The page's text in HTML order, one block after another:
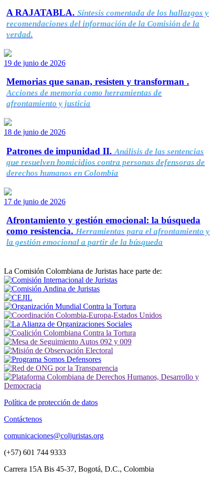
A RAJATABLA. Síntesis comentada de los hallazgos y
recomendaciones del información de la Comisión de la
verdad.
19 de junio de 2026
Memorias que sanan, resisten y transforman .
Acciones de memoria como herramientas de
afrontamiento y justicia
18 de junio de 2026
Patrones de impunidad II. Análisis de las sentencias
que resuelven homicidios contra personas defensoras de
derechos humanos en Colombia
17 de junio de 2026
Afrontamiento y gestión emocional: la búsqueda
como resistencia. Herramientas para el afrontamiento y
la gestión emocional a partir de la búsqueda
La Comisión Colombiana de Juristas hace parte de:
Política de protección de datos
Contáctenos
comunicaciones@coljuristas.org
(+57) 601 744 9333
Carrera 15A Bis 45-37, Bogotá, D.C., Colombia